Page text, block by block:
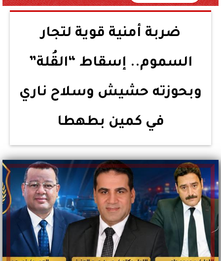
ضربة أمنية قوية لتجار
السموم.. إسقاط “القُلة”
وبحوزته حشيش وسلاح ناري
في كمين بطهطا